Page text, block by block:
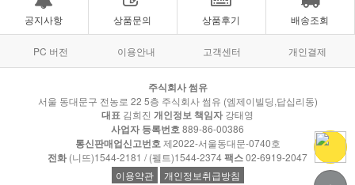
공지사항 상품문의 상품후기 배송조회
PC 버전 이용안내 고객센터 개인결제
주식회사 썸유
서울 동대문구 전농로 22 5층 주식회사 썸유 (엠제이빌딩,답십리동)
대표 김희진 개인정보 책임자 강태영
사업자 등록번호889-86-00386
통신판매업신고번호 제2022-서울동대문-0740호
전화 (니뜨)1544-2181 / (펠트)1544-2374팩스02-6919-2047
이용약관
개인정보취급방침